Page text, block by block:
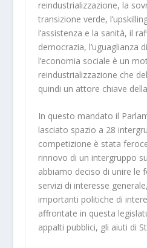
reindustrializzazione, la
transizione verde,
l’assistenza e la sanità, il
democrazia, l’uguaglianza
l’economia sociale è un
reindustrializzazione che
quindi un attore chiave
In questo mandato il
lasciato spazio a 28
competizione è stata
rinnovo di un intergruppo
abbiamo deciso di unire le
servizi di interesse
importanti politiche di
affrontate in questa
appalti pubblici, gli aiuti di